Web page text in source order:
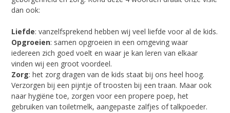
dan ook:
Liefde: vanzelfsprekend hebben wij veel liefde voor al de kids.
Opgroeien: samen opgroeien in een omgeving waar
iedereen zich goed voelt en waar je kan leren van elkaar
vinden wij een groot voordeel.
Zorg: het zorg dragen van de kids staat bij ons heel hoog.
Verzorgen bij een pijntje of troosten bij een traan. Maar ook
naar hygiëne toe, zorgen voor een propere poep, het
gebruiken van toiletmelk, aangepaste zalfjes of talkpoeder.